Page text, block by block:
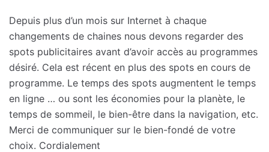
Depuis plus d’un mois sur Internet à chaque
changements de chaines nous devons regarder des
spots publicitaires avant d’avoir accès au programmes
désiré. Cela est récent en plus des spots en cours de
programme. Le temps des spots augmentent le temps
en ligne … ou sont les économies pour la planète, le
temps de sommeil, le bien-être dans la navigation, etc.
Merci de communiquer sur le bien-fondé de votre
choix. Cordialement